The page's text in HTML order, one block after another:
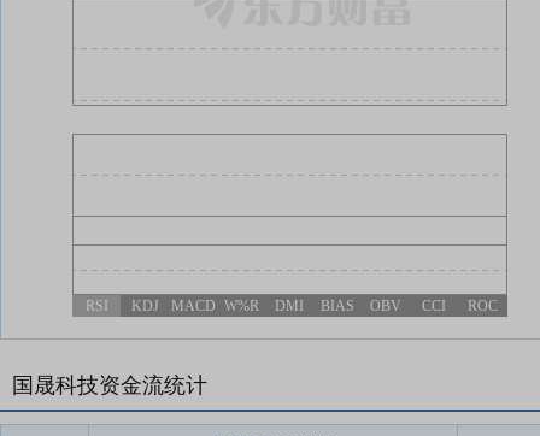
RSI KDJ MACD W%R DMI BIAS OBV CCI ROC
国晟科技资金流统计